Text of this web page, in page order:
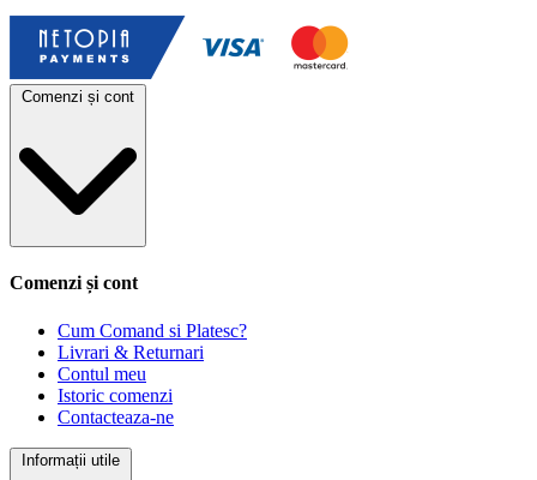
Comenzi și cont
Comenzi și cont
Cum Comand si Platesc?
Livrari & Returnari
Contul meu
Istoric comenzi
Contacteaza-ne
Informații utile